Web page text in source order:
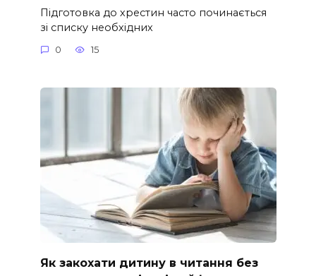
Підготовка до хрестин часто починається
зі списку необхідних
0 15
Як закохати дитину в читання без